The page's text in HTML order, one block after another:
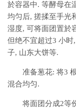
於容器中. 等酵母在
均匀后, 搓揉至手光
湿度, 可将面团置於
但绝不宜超过3 小
子, 山东大饼等.
准备葱花: 将3
混合均匀.
将面团分成2等